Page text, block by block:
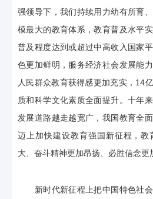
强领导下，我们持续用力幼有所育
模最大的教育体系，教育普及水平
普及程度达到或超过中高收入国家
色更加鲜明，服务经济社会发展能
人民群众教育获得感更加充实，14
质和科学文化素质全面提升。十年
发展道路越走越宽广，我国教育全
迈上加快建设教育强国新征程，教
大、奋斗精神更加昂扬、必胜信念更
新时代新征程上把中国特色社会